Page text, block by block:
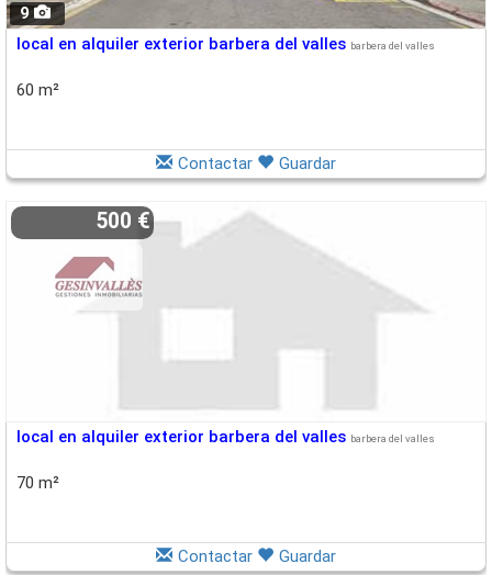
9
local en alquiler exterior barbera del valles barbera del valles
60 m²
Contactar Guardar
500 €
local en alquiler exterior barbera del valles barbera del valles
70 m²
Contactar Guardar